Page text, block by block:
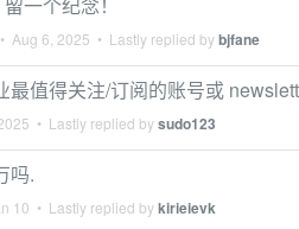
• Aug 6, 2025 • Lastly replied bybjfane
最值得关注/订阅的账号或
• Lastly replied bysudo123
吗.
10 • Lastly replied bykirieievk